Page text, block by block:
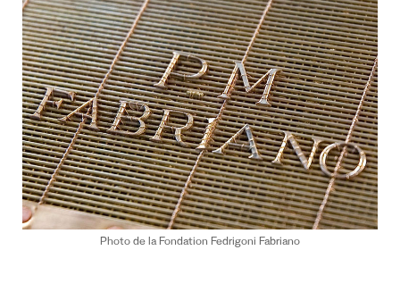
Photo de la Fondation Fedrigoni Fabriano